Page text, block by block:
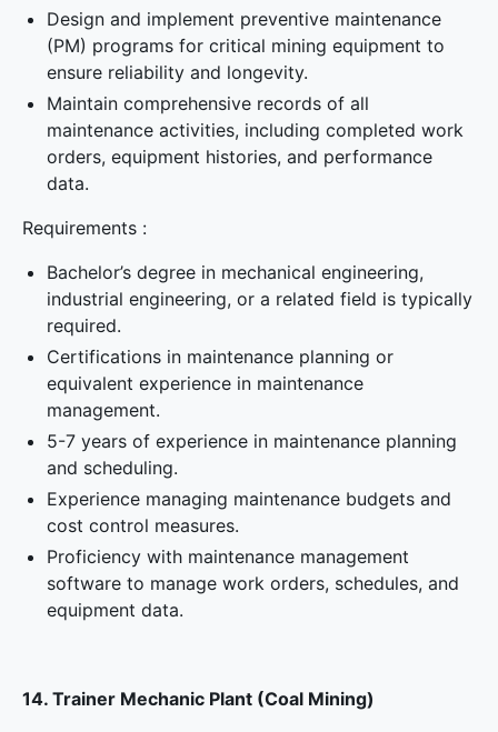
Design and implement preventive maintenance
(PM) programs for critical mining equipment to
ensure reliability and longevity.
Maintain comprehensive records of all
maintenance activities, including completed work
orders, equipment histories, and performance
data.
Requirements :
Bachelor’s degree in mechanical engineering,
industrial engineering, or a related field is typically
required.
Certifications in maintenance planning or
equivalent experience in maintenance
management.
5-7 years of experience in maintenance planning
and scheduling.
Experience managing maintenance budgets and
cost control measures.
Proficiency with maintenance management
software to manage work orders, schedules, and
equipment data.
14. Trainer Mechanic Plant (Coal Mining)